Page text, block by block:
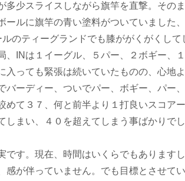
少スライスしながら旗竿を直撃。その
ールに旗竿の青い塗料がついていました
のティーグランドでも膝ががくがくして
INは１イーグル、５パー、２ボギー、
入っても緊張は続いていたものの、心地
ーディー、ついでパー、ボギー、パー
て３７、何と前半より１打良いスコア
まい、４０を超えてしまう事ばかりでし
です。現在、時間はいくらでもあります
が伴っていません。でも目標とさせてい